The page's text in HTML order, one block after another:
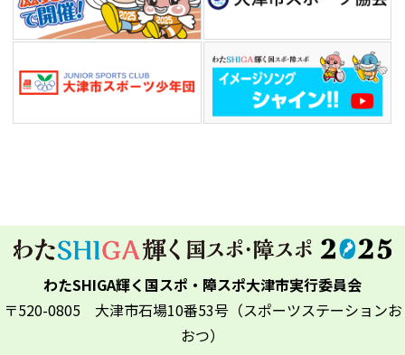
わたSHIGA輝く国スポ・障スポ大津市実行委員会
〒520-0805 大津市石場10番53号（スポーツステーションお
おつ）